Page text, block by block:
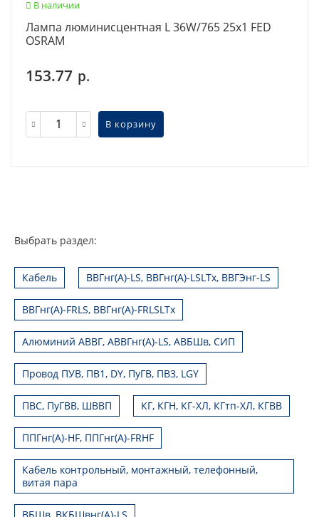
В наличии
Лампа люминисцентная L 36W/765 25х1 FED
OSRAM
153.77 р.
В корзину
Выбрать раздел:
Кабель ВВГнг(А)-LS, ВВГнг(А)-LSLTx, ВВГЭнг-LS
ВВГнг(А)-FRLS, ВВГнг(А)-FRLSLTx
Алюминий АВВГ, АВВГнг(А)-LS, АВБШв, СИП
Провод ПУВ, ПВ1, DY, ПуГВ, ПВ3, LGY
ПВС, ПуГВВ, ШВВП КГ, КГН, КГ-ХЛ, КГтп-ХЛ, КГВВ
ППГнг(А)-HF, ППГнг(А)-FRHF
Кабель контрольный, монтажный, телефонный,
витая пара